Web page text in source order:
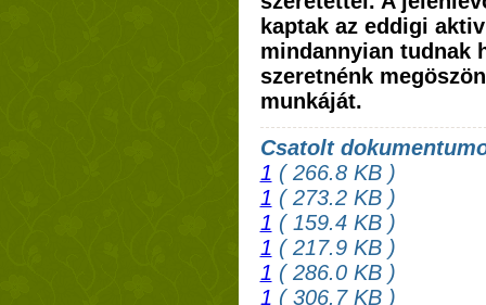
kaptak az eddigi
mindannyian tudnak
szeretnénk
munkáját.
Csatolt
1 ( 266.8 KB )
1 ( 273.2 KB )
1 ( 159.4 KB )
1 ( 217.9 KB )
1 ( 286.0 KB )
1 ( 306.7 KB )